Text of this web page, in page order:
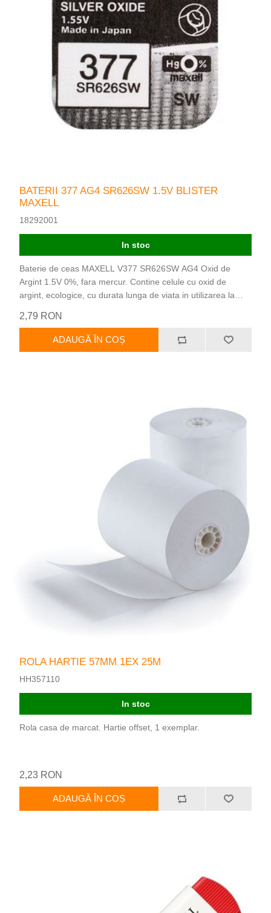
BATERII 377 AG4 SR626SW 1.5V BLISTER
MAXELL
18292001
In stoc
Baterie de ceas MAXELL V377 SR626SW AG4 Oxid de
Argint 1.5V 0%, fara mercur. Contine celule cu oxid de
argint, ecologice, cu durata lunga de viata in utilizarea la
stabila. Aceasta baterie nu contine mercur. A nu se lasa la
indemana copiilor mici. Pretul este per bucata.
2,79 RON
ADAUGĂ ÎN COȘ
ROLA HARTIE 57MM 1EX 25M
HH357110
In stoc
Rola casa de marcat. Hartie offset, 1 exemplar.
2,23 RON
ADAUGĂ ÎN COȘ